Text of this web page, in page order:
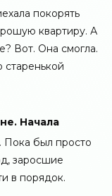
покорять
квартиру. А
Вот. Она смогла.
старенькой
Начала
Пока был просто
заросшие
в порядок.